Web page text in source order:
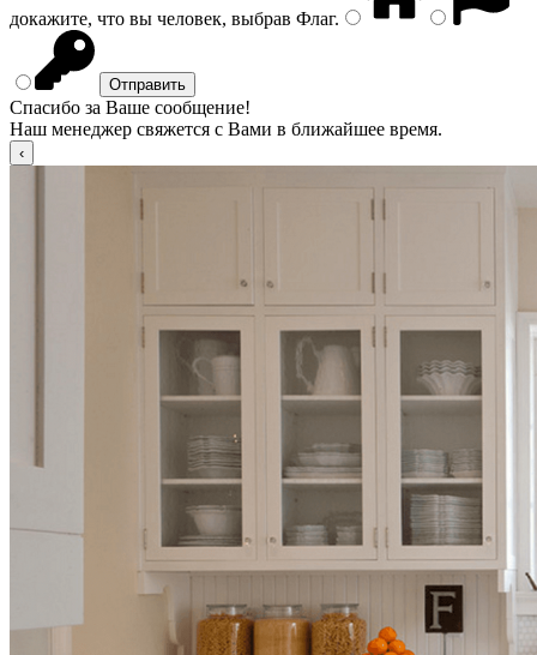
докажите, что вы человек, выбрав Флаг.
Спасибо за Ваше сообщение!
Наш менеджер свяжется с Вами в ближайшее время.